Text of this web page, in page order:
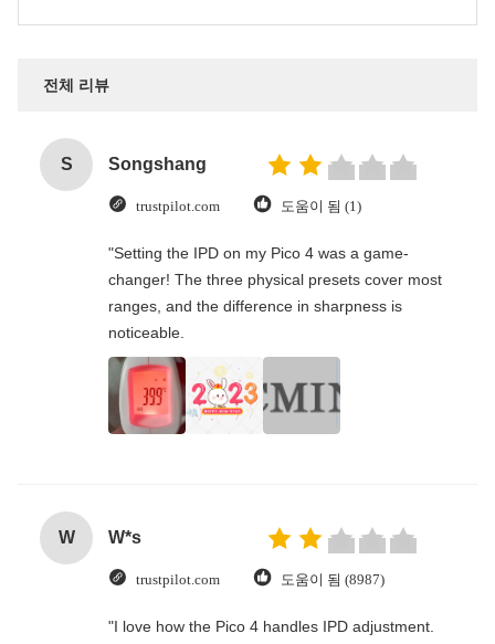
전체 리뷰
S Songshang
trustpilot.com 도움이 됨 (1)
"Setting the IPD on my Pico 4 was a game-
changer! The three physical presets cover most
ranges, and the difference in sharpness is
noticeable.
W W*s
trustpilot.com 도움이 됨 (8987)
"I love how the Pico 4 handles IPD adjustment.